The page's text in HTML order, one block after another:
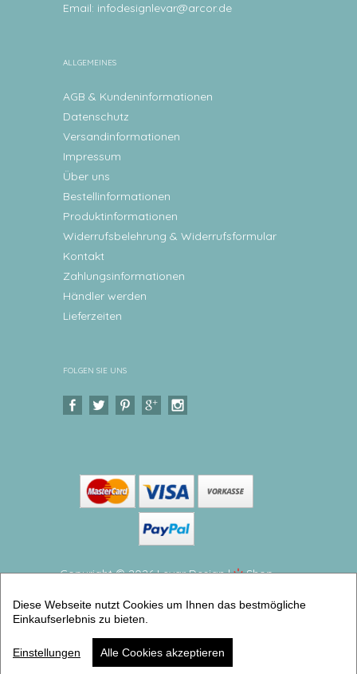
Email: infodesignlevar@arcor.de
ALLGEMEINES
AGB & Kundeninformationen
Datenschutz
Versandinformationen
Impressum
Über uns
Bestellinformationen
Produktinformationen
Widerrufsbelehrung & Widerrufsformular
Kontakt
Zahlungsinformationen
Händler werden
Lieferzeiten
FOLGEN SIE UNS
Copyright © 2026 Levar Design |
Shop
Personalisierter Kinderteller lustige Waldtiere Eßteller
aus Melamin, BPA frei und hergestellt in Deutschland
(teller flach groß) | Artikelnummer: kiteeiz18
Diese Webseite nutzt Cookies um Ihnen das bestmögliche
Einkaufserlebnis zu bieten.
Einstellungen Alle Cookies akzeptieren